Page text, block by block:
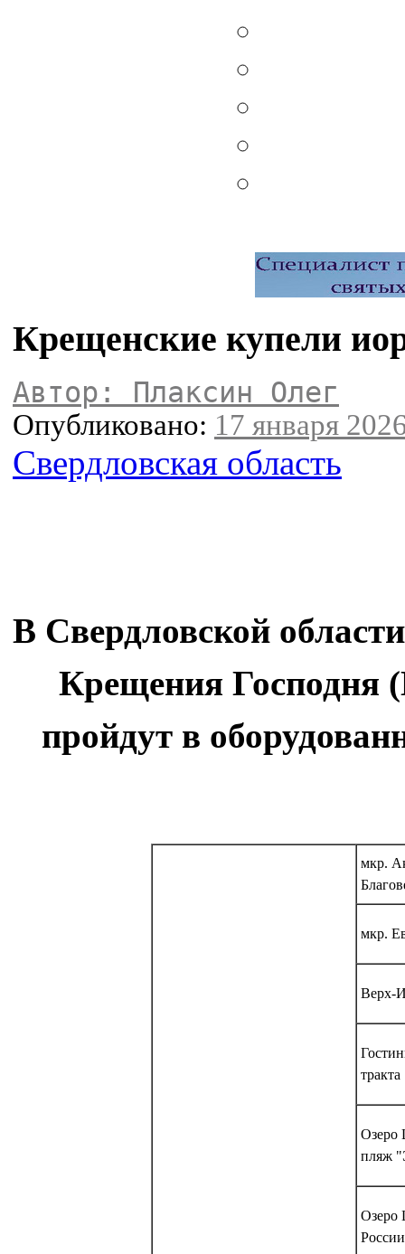
Крещенские купели
Автор: Плаксин Олег
Опубликовано: 17 января
Свердловская область
В Свердловской
Крещения Господня
пройдут в
мкр.
мкр.
Верх-
тракта
Озеро
пляж
Озеро
России